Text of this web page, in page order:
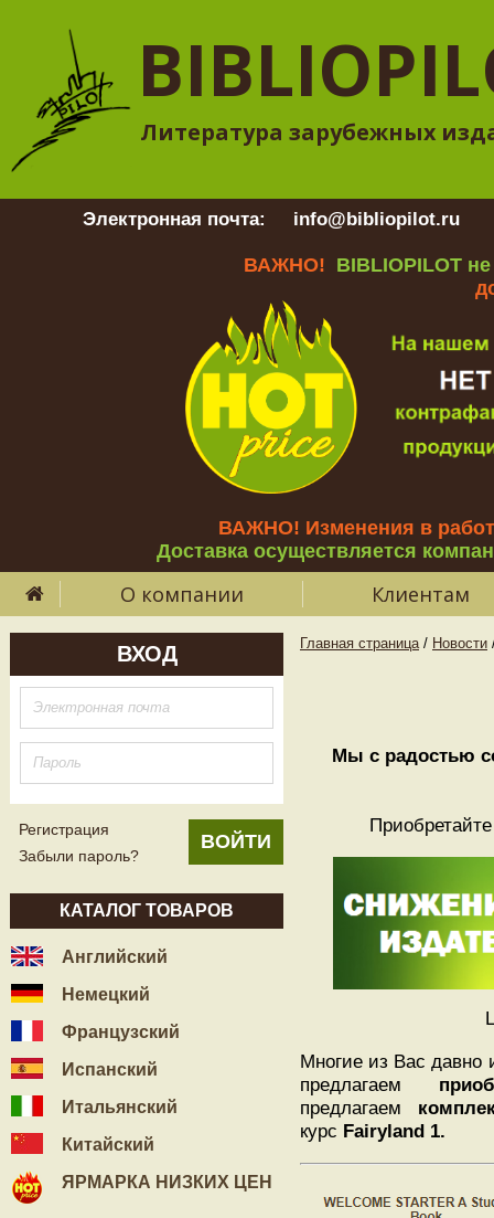
Литература зарубежных
Электронная почта: info@bibliopilot.ru
ВАЖНО! BIBLIOPILOT
ВАЖНО! Изменения в
Доставка осуществляется
О компании Клиентам
ВХОД
Регистрация
Забыли пароль?
КАТАЛОГ ТОВАРОВ
Английский
Немецкий
Французский
Испанский
Итальянский
Китайский
ЯРМАРКА НИЗКИХ ЦЕН
Главная страница / Новости
Мы с радостью
Многие из Вас давно
предлагаем
предлагаем
курс Fairyland 1.